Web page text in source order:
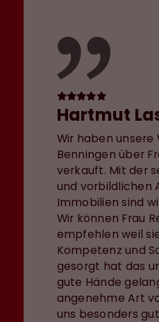
Hartmut
Wir haben unsere
Benningen über
verkauft. Mit der
und vorbildlichen
Immobilien sind
Wir können Frau
empfehlen weil
Kompetenz und
gesorgt hat das
gute Hände
angenehme Art
uns besonders